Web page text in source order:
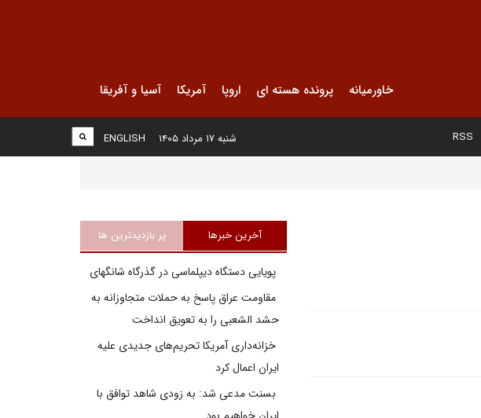
خاورمیانه پرونده هسته ای اروپا آمریکا آسیا و آفریقا
RSS
ENGLISH شنبه ۱۷ مرداد ۱۴۰۵
آخرین خبرها پر بازدیدترین ها
پویایی دستگاه دیپلماسی در گذرگاه شانگهای
مقاومت عراق پاسخ به حملات متجاوزانه به
حشد الشعبی را به تعویق انداخت
خزانه‌داری آمریکا تحریم‌های جدیدی علیه
ایران اعمال کرد
بسنت مدعی شد: به زودی شاهد توافق با